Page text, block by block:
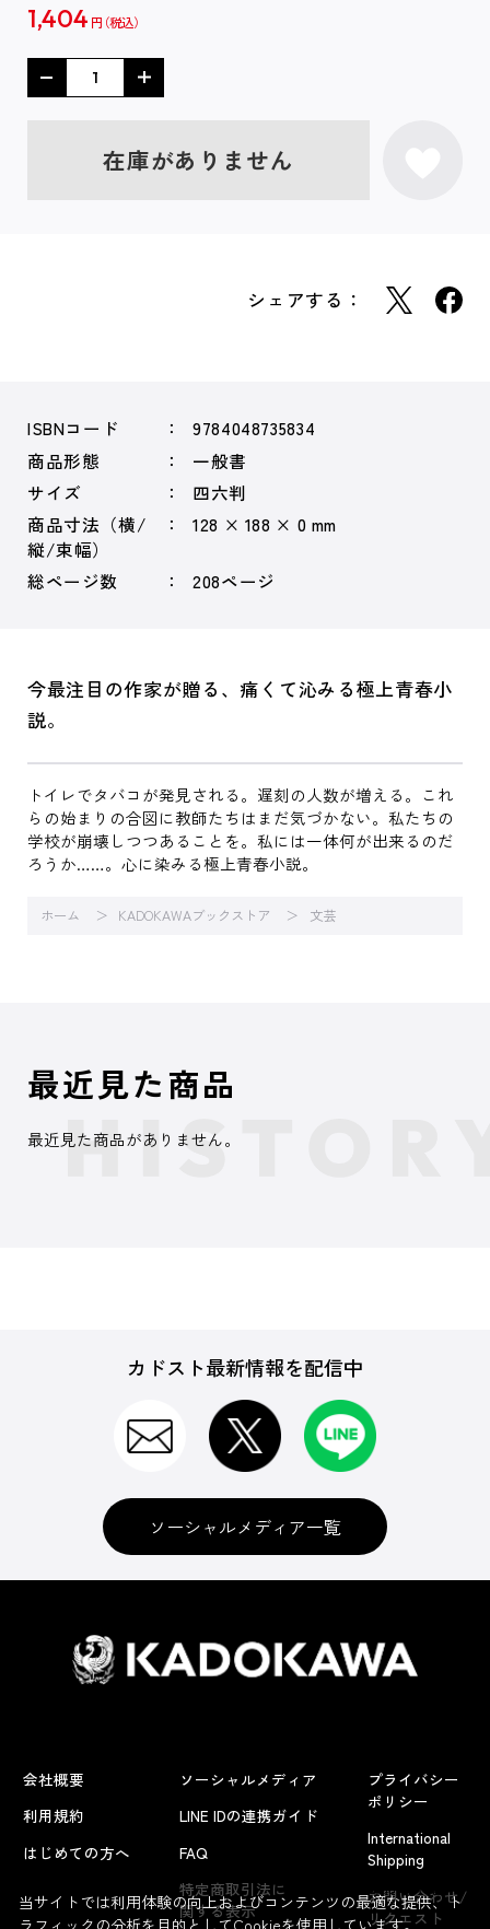
1,404 円
在庫がありません
シェアする：
ISBNコード
9784048735834
商品形態
一般書
サイズ
四六判
商品寸法（横/
縦/束幅）
128 × 188 × 0 mm
総ページ数 208ページ
今最注目の作家が贈る、痛くて沁みる極上青春小
説。
トイレでタバコが発見される。遅刻の人数が増える。これ
らの始まりの合図に教師たちはまだ気づかない。私たちの
学校が崩壊しつつあることを。私には一体何が出来るのだ
ろうか……。心に染みる極上青春小説。
ホーム KADOKAWAブックストア 文芸
よくあるお問い合わせ
最近見た商品
最近見た商品がありません。
カドスト最新情報を配信中
ソーシャルメディア一覧
会社概要
利用規約
はじめての方へ
ソーシャルメディア
LINE IDの連携ガイド
FAQ
特定商取引法に
関する表示
プライバシー
ポリシー
International
Shipping
お問い合わせ/
リクエスト
当サイトでは利用体験の向上およびコンテンツの最適な提供、ト